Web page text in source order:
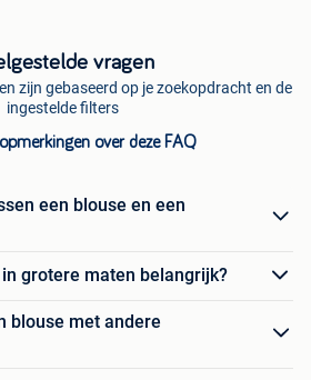
vragen
zijn gebaseerd op je zoekopdracht en de
ingestelde filters
over deze FAQ
een blouse en een
grotere maten belangrijk?
blouse met andere